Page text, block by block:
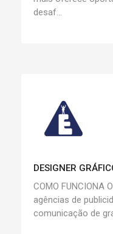
desaf...
DESIGNER
COMO FUNCIONA
agências de
comunicação de